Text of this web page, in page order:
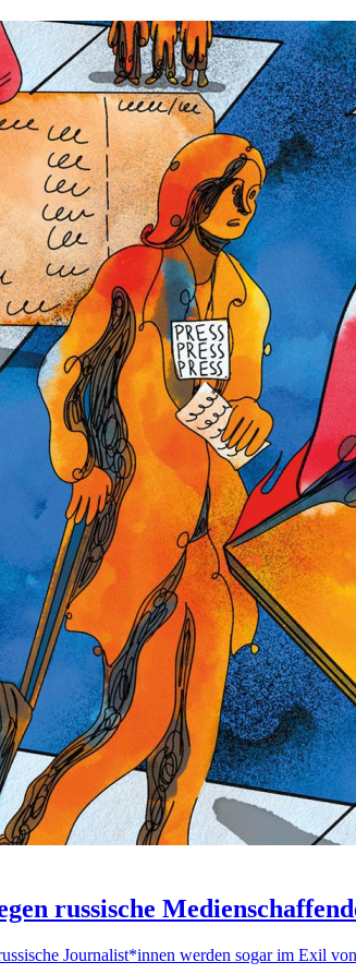
russische
Journalist*innen werden sogar im Exil